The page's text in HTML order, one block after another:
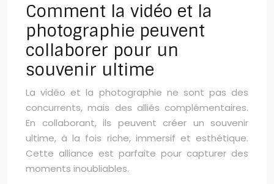
Comment la vidéo et la
photographie peuvent
collaborer pour un
souvenir ultime
La vidéo et la photographie ne sont pas des
concurrents, mais des alliés complémentaires.
En collaborant, ils peuvent créer un souvenir
ultime, à la fois riche, immersif et esthétique.
Cette alliance est parfaite pour capturer des
moments inoubliables.